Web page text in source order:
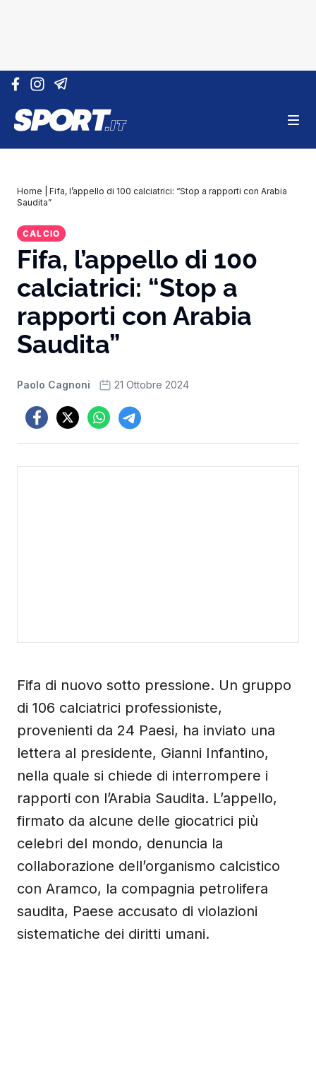
Vai al contenuto
Home
Fifa, l’appello di 100 calciatrici: “Stop a rapporti con Arabia
Saudita”
CALCIO
Fifa, l’appello di 100
calciatrici: “Stop a
rapporti con Arabia
Saudita”
Paolo Cagnoni 21 Ottobre 2024
Fifa di nuovo sotto pressione. Un gruppo
di 106 calciatrici professioniste,
provenienti da 24 Paesi, ha inviato una
lettera al presidente, Gianni Infantino,
nella quale si chiede di interrompere i
rapporti con l’Arabia Saudita. L’appello,
firmato da alcune delle giocatrici più
celebri del mondo, denuncia la
collaborazione dell’organismo calcistico
con Aramco, la compagnia petrolifera
saudita, Paese accusato di violazioni
sistematiche dei diritti umani.